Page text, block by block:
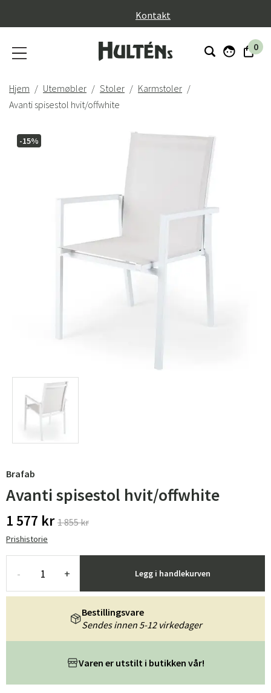
Kontakt
0
Hjem Utemøbler Stoler
Karmstoler
Avanti spisestol hvit/offwhite
-15%
Brafab
Avanti spisestol hvit/offwhite
1 577 kr 1 855 kr
Prishistorie
- + Legg i handlekurven
Varen er utstilt i butikken vår!
Bestillingsvare
Sendes innen 5-12 virkedager